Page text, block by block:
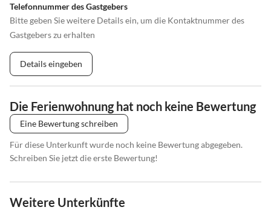
Telefonnummer des Gastgebers
Bitte geben Sie weitere Details ein, um die Kontaktnummer des
Gastgebers zu erhalten
Details eingeben
Die Ferienwohnung hat noch keine Bewertung
Eine Bewertung schreiben
Für diese Unterkunft wurde noch keine Bewertung abgegeben.
Schreiben Sie jetzt die erste Bewertung!
Weitere Unterkünfte